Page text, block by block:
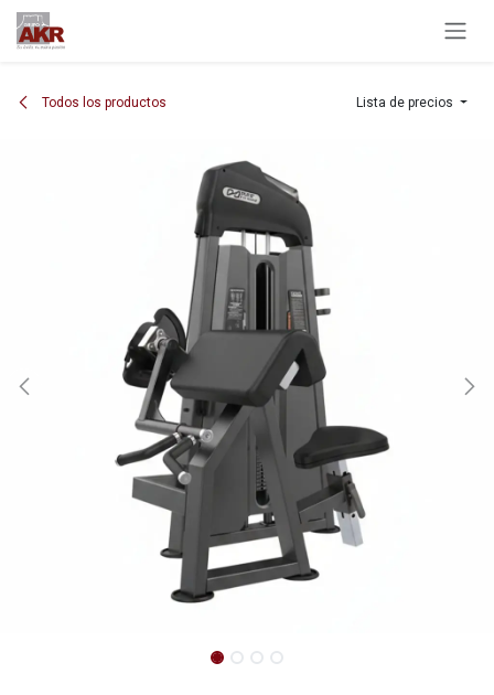
Ir al contenido
Todos los productos Lista de precios